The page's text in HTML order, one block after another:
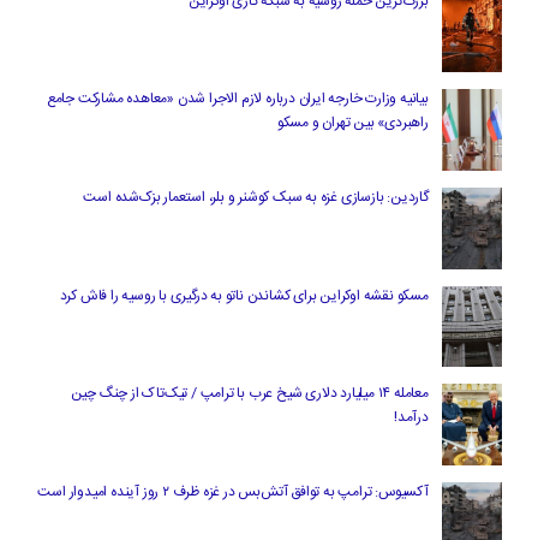
بیانیه وزارت خارجه ایران درباره لازم‌ الاجرا شدن «معاهده مشارکت جامع
راهبردی» بین تهران و مسکو
گاردین: بازسازی غزه به سبک کوشنر و بلر، استعمار بزک‌شده است
مسکو نقشه اوکراین برای کشاندن ناتو به درگیری با روسیه را فاش کرد
معامله ۱۴ میلیارد دلاری شیخ عرب با ترامپ / تیک‌تاک از چنگ چین
درآمد!
آکسیوس: ترامپ به توافق آتش‌بس در غزه ظرف ۲ روز آینده امیدوار است